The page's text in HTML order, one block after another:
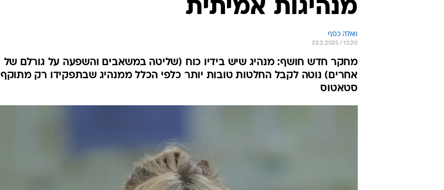
מנהיגות אמיתית
וואלה כסף
23.2.2025 / 13:20
מחקר חדש חושף: מנהיג שיש בידיו כוח (שליטה במשאבים והשפעה על גורלם של
אחרים) נוטה לקבל החלטות טובות יותר כלפי הכלל ממנהיג שבתפקידו רק מתוקף
סטאטוס